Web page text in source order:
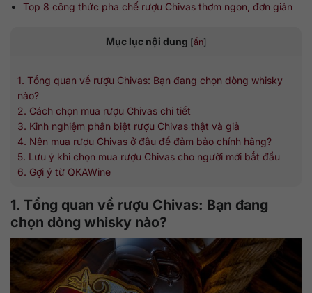
Top 8 công thức pha chế rượu Chivas thơm ngon, đơn giản
Mục lục nội dung [ẩn]
1. Tổng quan về rượu Chivas: Bạn đang chọn dòng whisky
nào?
2. Cách chọn mua rượu Chivas chi tiết
3. Kinh nghiệm phân biệt rượu Chivas thật và giả
4. Nên mua rượu Chivas ở đâu để đảm bảo chính hãng?
5. Lưu ý khi chọn mua rượu Chivas cho người mới bắt đầu
6. Gợi ý từ QKAWine
1. Tổng quan về rượu Chivas: Bạn đang
chọn dòng whisky nào?